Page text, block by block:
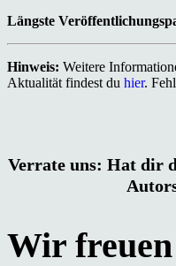
Längste
Hinweis: Weitere
Aktualität findest du hier.
Verrate uns: Hat dir